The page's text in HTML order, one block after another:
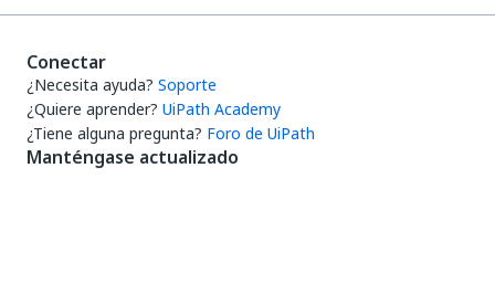
Conectar
¿Necesita ayuda? Soporte
¿Quiere aprender? UiPath Academy
¿Tiene alguna pregunta? Foro de UiPath
Manténgase actualizado